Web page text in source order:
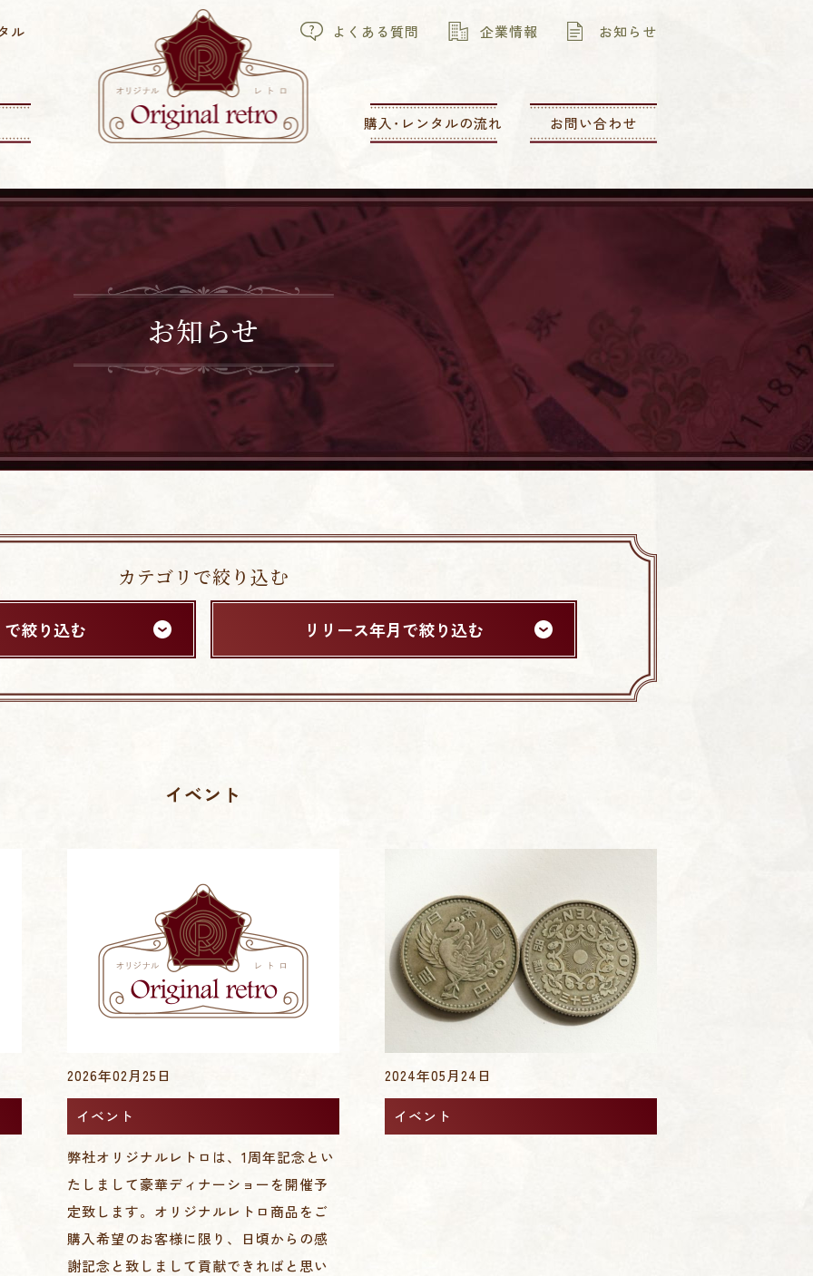
ル よくある質問 企業情報 お知らせ
購入･レンタルの流れ お問い合わせ
お知らせ
カテゴリで絞り込む
絞り込む リリース年月で絞り込む
イベント
2026年02月25日
イベント
弊社オリジナルレトロは、1周年記念とい
たしまして豪華ディナーショーを開催予
定致します。オリジナルレトロ商品をご
購入希望のお客様に限り、日頃からの感
謝記念と致しまして貢献できればと思い
2024年05月24日
イベント